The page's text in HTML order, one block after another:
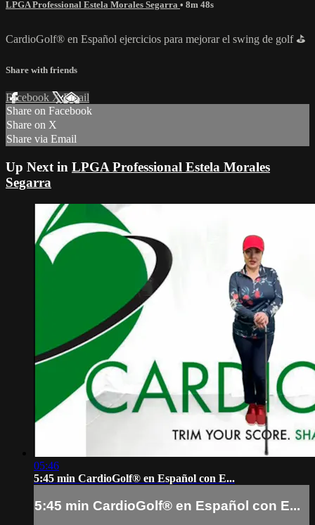
LPGA Professional Estela Morales Segarra • 8m 48s
CardioGolf® en Español ejercicios para mejorar el swing de golf ⛳️
Share with friends
Facebook XEmail
Share on Facebook
Share on X
Share via Email
Up Next in LPGA Professional Estela Morales
Segarra
05:46
5:45 min CardioGolf® en Español con E...
5:45 min CardioGolf® en Español con E...